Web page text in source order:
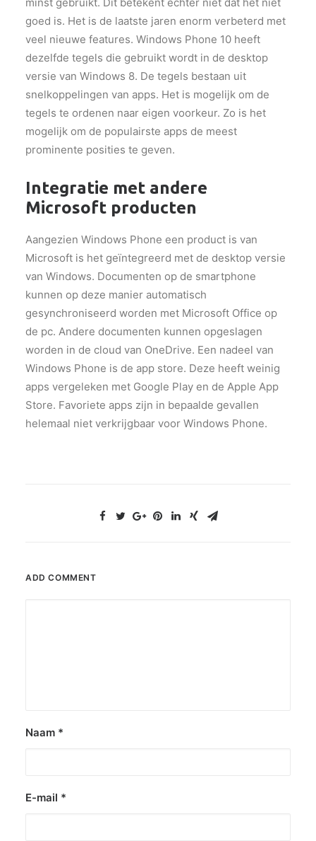
goed is. Het is de laatste jaren enorm verbeterd met
veel nieuwe features. Windows Phone 10 heeft
dezelfde tegels die gebruikt wordt in de desktop
versie van Windows 8. De tegels bestaan uit
snelkoppelingen van apps. Het is mogelijk om de
tegels te ordenen naar eigen voorkeur. Zo is het
mogelijk om de populairste apps de meest
prominente posities te geven.
Integratie met andere
Microsoft producten
Aangezien Windows Phone een product is van
Microsoft is het geïntegreerd met de desktop versie
van Windows. Documenten op de smartphone
kunnen op deze manier automatisch
gesynchroniseerd worden met Microsoft Office op
de pc. Andere documenten kunnen opgeslagen
worden in de cloud van OneDrive. Een nadeel van
Windows Phone is de app store. Deze heeft weinig
apps vergeleken met Google Play en de Apple App
Store. Favoriete apps zijn in bepaalde gevallen
helemaal niet verkrijgbaar voor Windows Phone.
ADD COMMENT
Naam *
E-mail *